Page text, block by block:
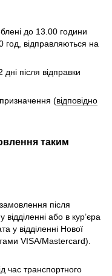
до 13.00 години
год, відправляються на
після відправки
призначення (відповідно
таким
після
або в кур’єра
у відділенні Нової
VISA/Mastercard).
час транспортного